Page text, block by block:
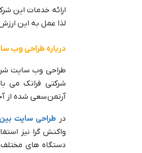
ارائه خدمات این
لذا عمل به این
درباره طراحی وب
طراحی وب سایت
شرکتی فراتک می
آرتمن سعی شده از
در طراحی سایت بین
واکنش گرا نیز
دستگاه های مختلف